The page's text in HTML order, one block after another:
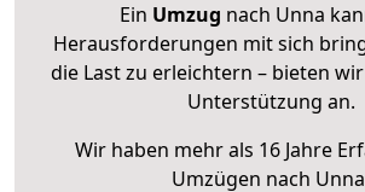
Ein Umzug nach Unna
Herausforderungen mit sich
die Last zu erleichtern – bieten
Unterstützung an.
Wir haben mehr als 16 Jahre
Umzügen nach Unna